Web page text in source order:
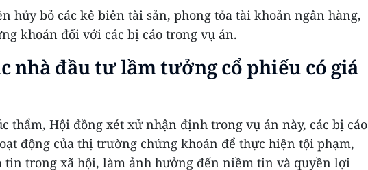
hủy bỏ các kê biên tài sản, phong tỏa tài khoản ngân hàng,
khoán đối với các bị cáo trong vụ án.
nhà đầu tư lầm tưởng cổ phiếu có giá
thẩm, Hội đồng xét xử nhận định trong vụ án này, các bị cáo
động của thị trường chứng khoán để thực hiện tội phạm,
tin trong xã hội, làm ảnh hưởng đến niềm tin và quyền lợi